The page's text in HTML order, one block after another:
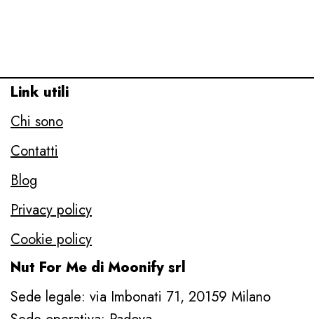
Link utili
Chi sono
Contatti
Blog
Privacy policy
Cookie policy
Nut For Me di Moonify srl
Sede legale: via Imbonati 71, 20159 Milano